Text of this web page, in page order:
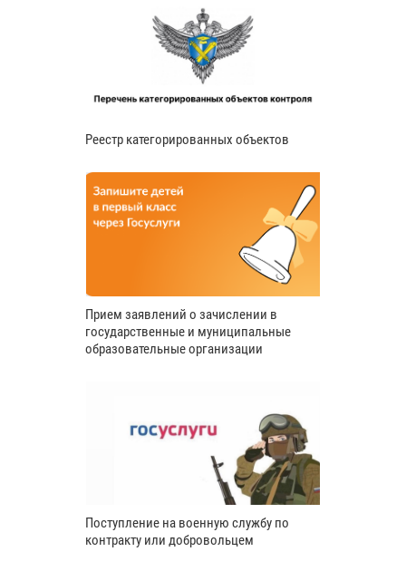
Реестр категорированных объектов
Прием заявлений о зачислении в
государственные и муниципальные
образовательные организации
Поступление на военную службу по
контракту или добровольцем